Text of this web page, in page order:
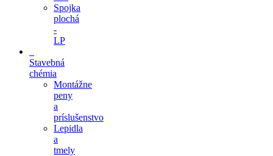
Spojka
plochá
-
LP
Stavebná
chémia
Montážne
peny
a
príslušenstvo
Lepidla
a
tmely